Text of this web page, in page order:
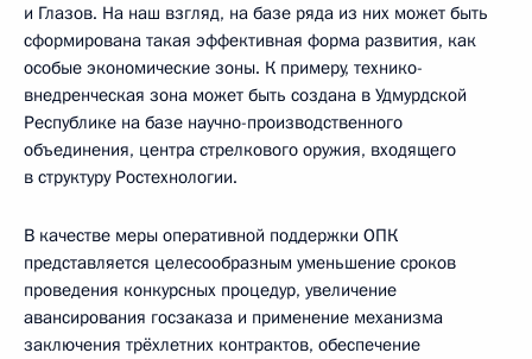
и Глазов. На наш взгляд, на базе ряда из них может быть
сформирована такая эффективная форма развития, как
особые экономические зоны. К примеру, технико-
внедренческая зона может быть создана в Удмурдской
Республике на базе научно-производственного
объединения, центра стрелкового оружия, входящего
в структуру Ростехнологии.
В качестве меры оперативной поддержки ОПК
представляется целесообразным уменьшение сроков
проведения конкурсных процедур, увеличение
авансирования госзаказа и применение механизма
заключения трёхлетних контрактов, обеспечение